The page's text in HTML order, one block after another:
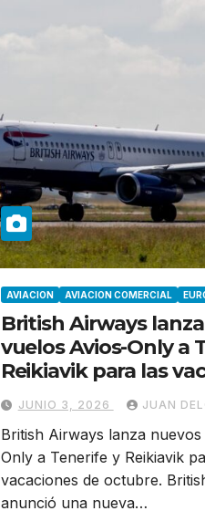
AVIACION AVIACION COMERCIAL
British Airways
vuelos Avios-Only a
Reikiavik para las
octubre
JUNIO 3, 2026 JUAN
British Airways lanza
Only a Tenerife y Reikiavik
vacaciones de octubre.
anunció una nueva…